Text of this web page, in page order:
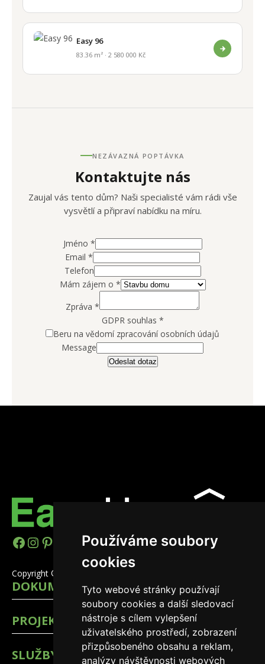
Používáme soubory
cookies
Tyto webové stránky používají
soubory cookies a další sledovací
nástroje s cílem vylepšení
uživatelského prostředí, zobrazení
přizpůsobeného obsahu a reklam,
analýzy návštěvnosti webových
Easy 96
83.36 m² · 2 580 000 Kč
NEZÁVAZNÁ POPTÁVKA
Kontaktujte nás
Zaujal vás tento dům? Naši specialisté vám rádi vše
vysvětlí a připraví nabídku na míru.
Jméno *
Email *
Telefon
Mám zájem o *
Zpráva *
GDPR souhlas *
Beru na vědomí zpracování osobních údajů
Message
Odeslat dotaz
https://www.facebook.com/
Instagram
Pinterest
YouTube
LinkedIn
TikTok
Copyright © 2026 EasyHomes
DOKUMENTY
PROJEKTY
SLUŽBY